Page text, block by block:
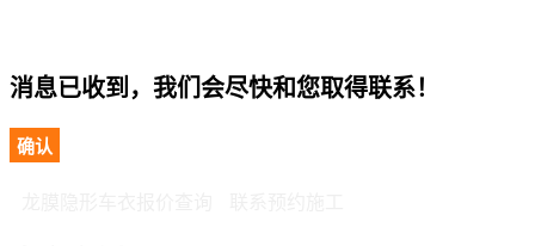
消息已收到，我们会尽快和您取得联系！
确认